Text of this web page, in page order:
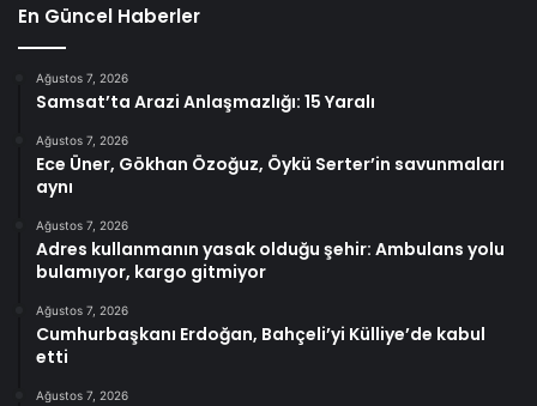
En Güncel Haberler
Ağustos 7, 2026
Samsat’ta Arazi Anlaşmazlığı: 15 Yaralı
Ağustos 7, 2026
Ece Üner, Gökhan Özoğuz, Öykü Serter’in savunmaları
aynı
Ağustos 7, 2026
Adres kullanmanın yasak olduğu şehir: Ambulans yolu
bulamıyor, kargo gitmiyor
Ağustos 7, 2026
Cumhurbaşkanı Erdoğan, Bahçeli’yi Külliye’de kabul
etti
Ağustos 7, 2026